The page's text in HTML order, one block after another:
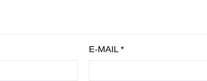
E-MAIL *